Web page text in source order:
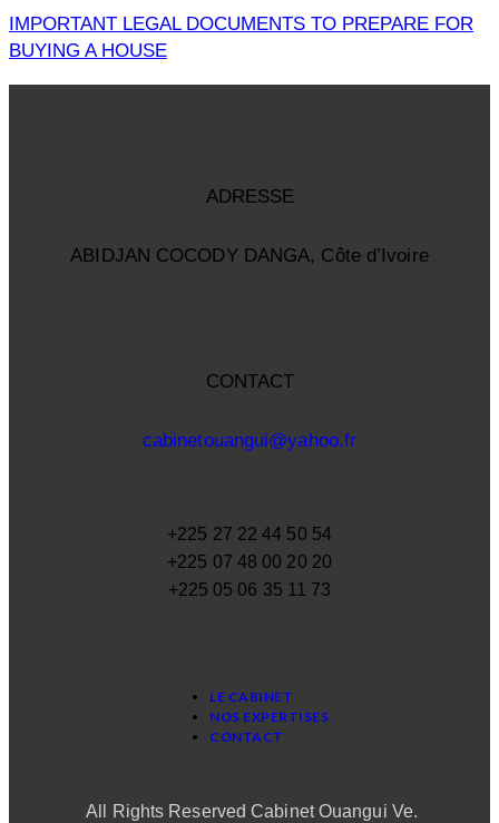
IMPORTANT LEGAL DOCUMENTS TO PREPARE FOR
BUYING A HOUSE
ADRESSE
ABIDJAN COCODY DANGA, Côte d’Ivoire
CONTACT
cabinetouangui@yahoo.fr
+225 27 22 44 50 54
+225 07 48 00 20 20
+225 05 06 35 11 73
LE CABINET
NOS EXPERTISES
CONTACT
All Rights Reserved Cabinet Ouangui Ve.